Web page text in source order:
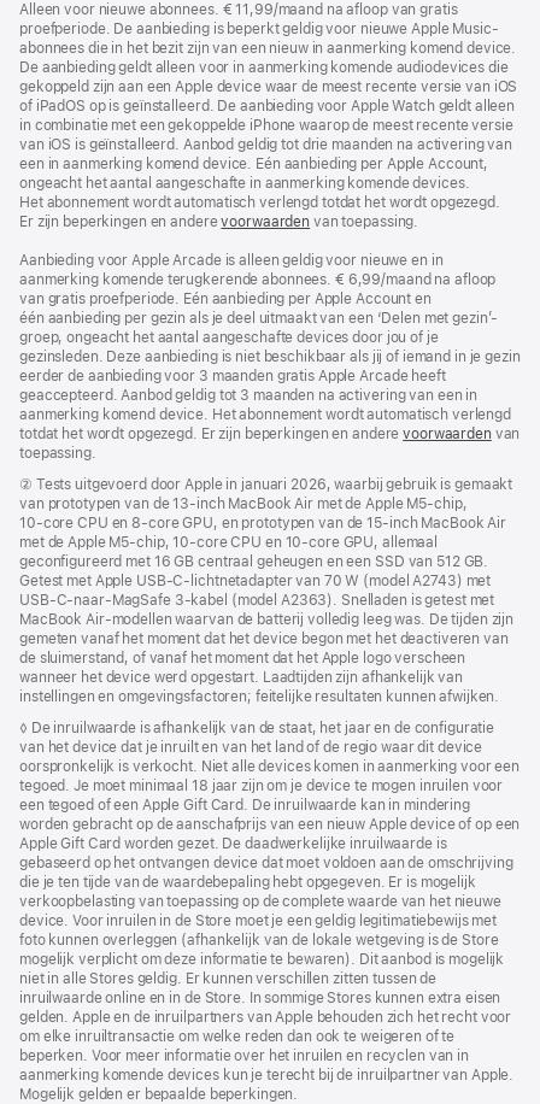
Alleen voor nieuwe abonnees. € 11,99/maand na afloop van gratis
proefperiode. De aanbieding is beperkt geldig voor nieuwe Apple Music-
abonnees die in het bezit zijn van een nieuw in aanmerking komend device.
De aanbieding geldt alleen voor in aanmerking komende audiodevices die
gekoppeld zijn aan een Apple device waar de meest recente versie van iOS
of iPadOS op is geïnstalleerd. De aanbieding voor Apple Watch geldt alleen
in combinatie met een gekoppelde iPhone waarop de meest recente versie
van iOS is geïnstalleerd. Aanbod geldig tot drie maanden na activering van
een in aanmerking komend device. Eén aanbieding per Apple Account,
ongeacht het aantal aangeschafte in aanmerking komende devices.
Het abonnement wordt automatisch verlengd totdat het wordt opgezegd.
Er zijn beperkingen en anderevoorwaarden van toepassing.
Aanbieding voor Apple Arcade is alleen geldig voor nieuwe en in
aanmerking komende terugkerende abonnees. € 6,99/maand na afloop
van gratis proefperiode. Eén aanbieding per Apple Account en
één aanbieding per gezin als je deel uitmaakt van een ‘Delen met gezin’-
groep, ongeacht het aantal aangeschafte devices door jou of je
gezinsleden. Deze aanbieding is niet beschikbaar als jij of iemand in je gezin
eerder de aanbieding voor 3 maanden gratis Apple Arcade heeft
geaccepteerd. Aanbod geldig tot 3 maanden na activering van een in
aanmerking komend device. Het abonnement wordt automatisch verlengd
totdat het wordt opgezegd. Er zijn beperkingen en anderevoorwaarden van
toepassing.
Voetnoot
② Tests uitgevoerd door Apple in januari 2026, waarbij gebruik is gemaakt
van prototypen van de 13‑inch MacBook Air met de Apple M5-chip,
10‑core CPU en 8‑core GPU, en prototypen van de 15‑inch MacBook Air
met de Apple M5-chip, 10‑core CPU en 10‑core GPU, allemaal
geconfigureerd met 16 GB centraal geheugen en een SSD van 512 GB.
Getest met Apple USB‑C-lichtnetadapter van 70 W (model A2743) met
USB‑C-naar-MagSafe 3-kabel (model A2363). Snelladen is getest met
MacBook Air-modellen waarvan de batterij volledig leeg was. De tijden zijn
gemeten vanaf het moment dat het device begon met het deactiveren van
de sluimerstand, of vanaf het moment dat het Apple logo verscheen
wanneer het device werd opgestart. Laadtijden zijn afhankelijk van
instellingen en omgevings­factoren; feitelijke resultaten kunnen afwijken.
Voetnoot
◊ De inruilwaarde is afhankelijk van de staat, het jaar en de configuratie
van het device dat je inruilt en van het land of de regio waar dit device
oorspronkelijk is verkocht. Niet alle devices komen in aanmerking voor een
tegoed. Je moet minimaal 18 jaar zijn om je device te mogen inruilen voor
een tegoed of een Apple Gift Card. De inruilwaarde kan in mindering
worden gebracht op de aanschafprijs van een nieuw Apple device of op een
Apple Gift Card worden gezet. De daadwerkelijke inruil­waarde is
gebaseerd op het ontvangen device dat moet voldoen aan de omschrijving
die je ten tijde van de waarde­bepaling hebt opgegeven. Er is mogelijk
verkoop­belasting van toepassing op de complete waarde van het nieuwe
device. Voor inruilen in de Store moet je een geldig legitimatie­bewijs met
foto kunnen overleggen (afhankelijk van de lokale wetgeving is de Store
mogelijk verplicht om deze informatie te bewaren). Dit aanbod is mogelijk
niet in alle Stores geldig. Er kunnen verschillen zitten tussen de
inruilwaarde online en in de Store. In sommige Stores kunnen extra eisen
gelden. Apple en de inruilpartners van Apple behouden zich het recht voor
om elke inruiltransactie om welke reden dan ook te weigeren of te
beperken. Voor meer informatie over het inruilen en recyclen van in
aanmerking komende devices kun je terecht bij de inruilpartner van Apple.
Mogelijk gelden er bepaalde beperkingen.